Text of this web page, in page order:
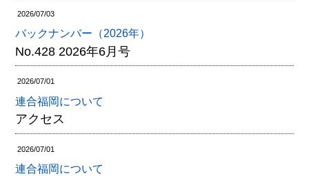
2026/07/03
バックナンバー（2026年）
No.428 2026年6月号
2026/07/01
連合福岡について
アクセス
2026/07/01
連合福岡について